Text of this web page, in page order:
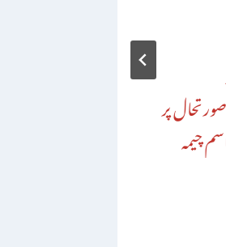
پر
چیمہ